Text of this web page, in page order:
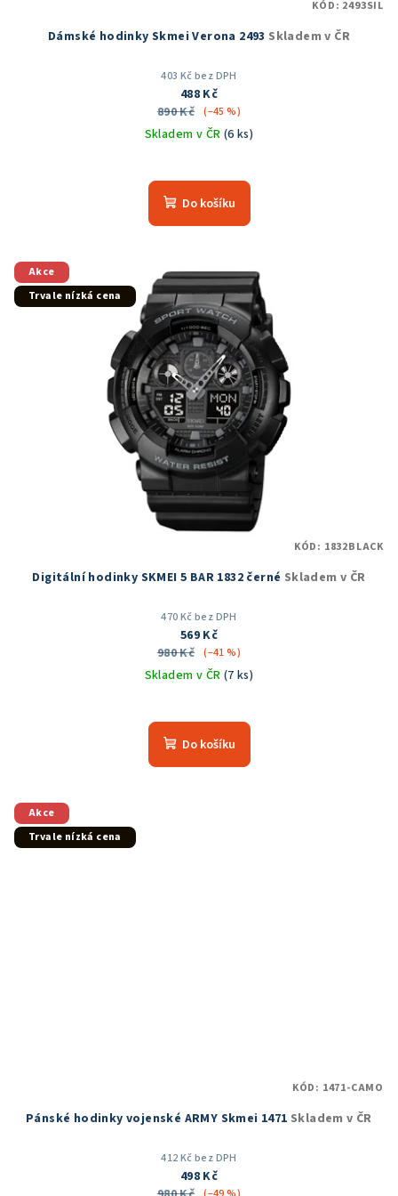
Dámské hodinky Skmei Verona 2493 Skladem v ČR
403 Kč bez DPH
488 Kč
890 Kč (–45 %)
Skladem v ČR (6 ks)
hodnocení
produktu
5
hvězdiček.
Do košíku
KÓD: 2493SIL
Akce
Trvale nízká cena
Digitální hodinky SKMEI 5 BAR 1832 černé Skladem v ČR
470 Kč bez DPH
569 Kč
980 Kč (–41 %)
Skladem v ČR (7 ks)
hodnocení
produktu
Do košíku
KÓD: 1832BLACK
Akce
Trvale nízká cena
Pánské hodinky vojenské ARMY Skmei 1471 Skladem v ČR
412 Kč bez DPH
498 Kč
KÓD: 1471-CAMO